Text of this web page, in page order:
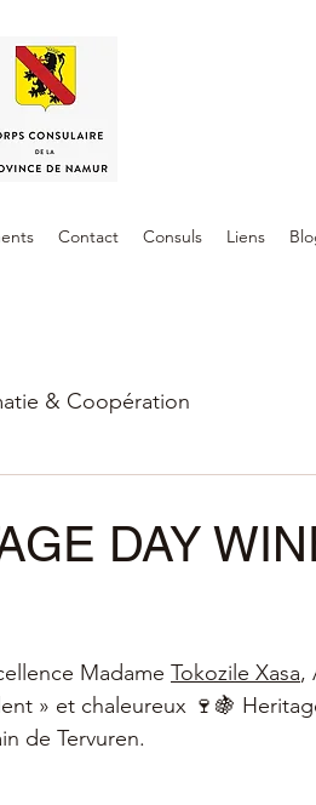
Contact Consuls Liens
& Coopération
DAY
Madame Tokozile Xasa,
» et chaleureux 🍷🍇
de Tervuren.